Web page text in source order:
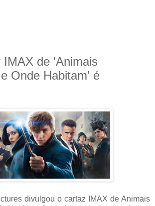
IMAX de 'Animais
Onde Habitam' é
divulgou o cartaz IMAX de Animais